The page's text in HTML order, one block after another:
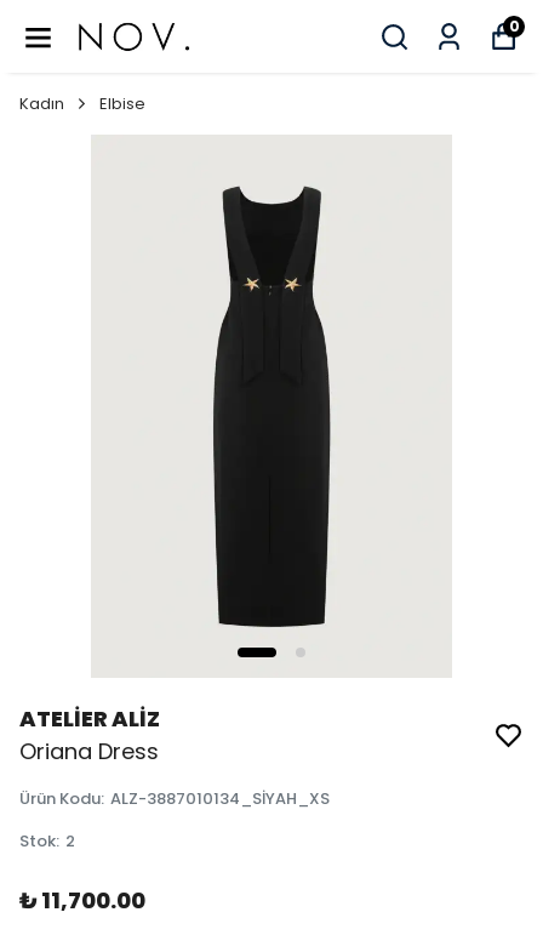
0
Kadın Elbise
ATELİER ALİZ
Oriana Dress
Ürün Kodu: ALZ-3887010134_SİYAH_XS
Stok: 2
₺ 11,700.00